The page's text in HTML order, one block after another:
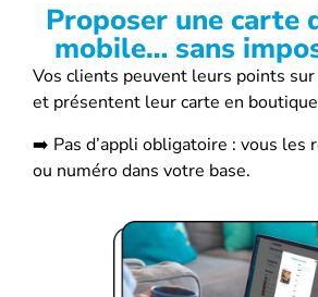
Proposer une carte
mobile… sans
Vos clients peuvent leurs points
et présentent leur carte en
➡️ Pas d’appli obligatoire : vous les
ou numéro dans votre base.